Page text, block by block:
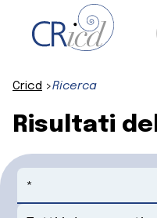
Cricd Ricerca
Risultati
Cerca